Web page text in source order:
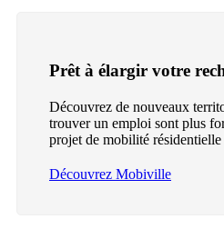
Prêt à élargir votre
Découvrez de nouveaux
trouver un emploi sont plus
projet de mobilité résidentielle
Découvrez Mobiville